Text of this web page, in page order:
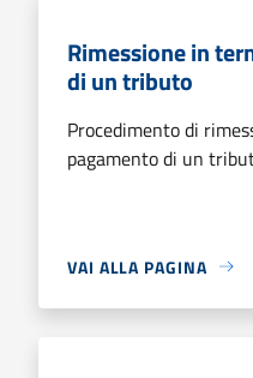
Rimessione in
di un tributo
Procedimento di
pagamento di un
VAI ALLA PAGINA